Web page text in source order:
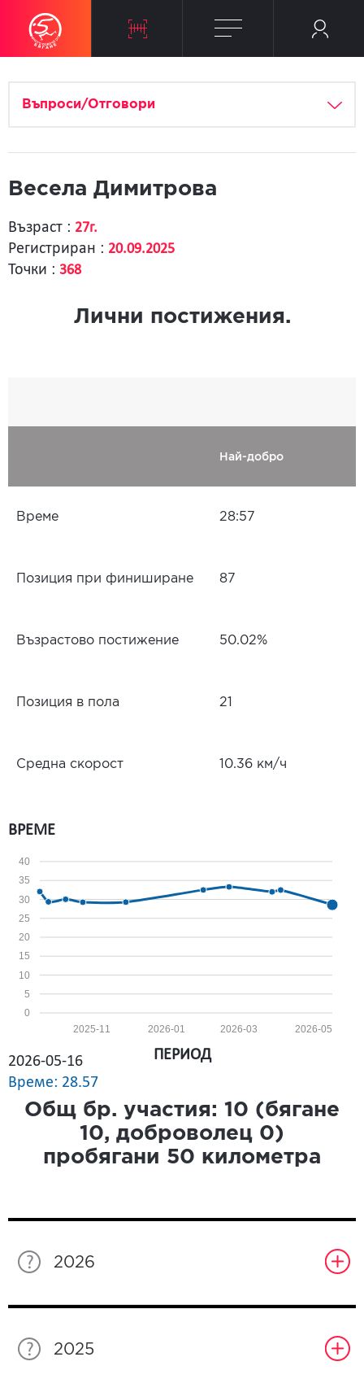
Въпроси/Отговори
Весела Димитрова
Възраст : 27г.
Регистриран : 20.09.2025
Точки : 368
Лични постижения.
Най-добро
Време 28:57
Позиция при финиширане 87
Възрастово постижение 50.02%
Позиция в пола 21
Средна скорост 10.36 км/ч
ВРЕМЕ
0
5
10
15
20
25
30
35
40
2026-05
2026-03
2026-01
2025-11
2026-05-16
Време: 28.57
ПЕРИОД
Общ бр. участия: 10 (бягане
10, доброволец 0)
пробягани 50 километра
2026
2025